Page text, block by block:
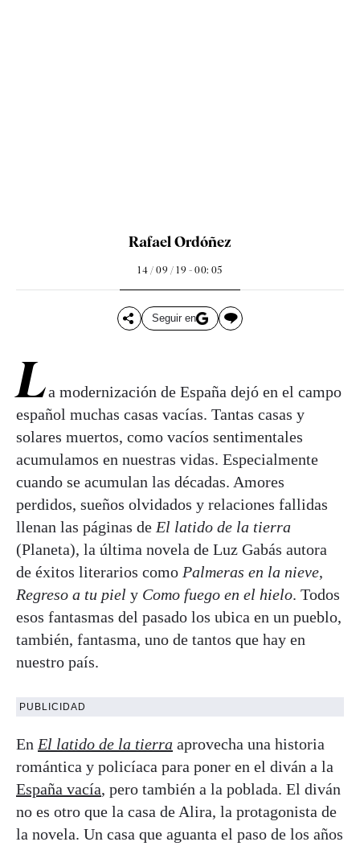
Rafael Ordóñez
14 / 09 / 19 - 00: 05
Seguir en
La modernización de España dejó en el campo
español muchas casas vacías. Tantas casas y
solares muertos, como vacíos sentimentales
acumulamos en nuestras vidas. Especialmente
cuando se acumulan las décadas. Amores
perdidos, sueños olvidados y relaciones fallidas
llenan las páginas de El latido de la tierra
(Planeta), la última novela de Luz Gabás autora
de éxitos literarios como Palmeras en la nieve,
Regreso a tu piel y Como fuego en el hielo. Todos
esos fantasmas del pasado los ubica en un pueblo,
también, fantasma, uno de tantos que hay en
nuestro país.
PUBLICIDAD
En El latido de la tierra aprovecha una historia
romántica y policíaca para poner en el diván a la
España vacía, pero también a la poblada. El diván
no es otro que la casa de Alira, la protagonista de
la novela. Un casa que aguanta el paso de los años